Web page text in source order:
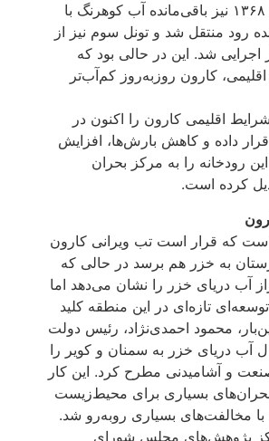
گرفت. در سال ۱۳۶۸ نیز باقی‌مانده آب کوهرنگ با
رود منتقل شد و تونل سوم نیز از
فاز اجرایی شد. این در حالی بود که
کارون روزبه‌روز کم‌آب‌تر
اقلیمی کارون را اکنون در
قرار داده و کاهش بارش‌ها، افزایش
رودخانه را به مرکز بحران
کرده است.
که قرار است تب ویرانی کارون
به خزر هم برسد در حالی ‌که
آب دریای خزر را نشان می‌دهد اما
تازه‌ای در این منطقه کلید
محمود احمدی‌نژاد، رئیس دولت
آب دریای خزر به سمنان و کویر را
و آشامیدنی مطرح کرد. این کار
بسیاری برای محیط‌زیست
مخالفت‌های بسیاری روبه‌رو شد.
پژوهش‌های مجلس شورای